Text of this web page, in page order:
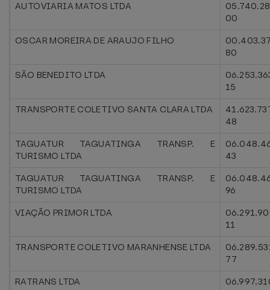
AUTOVIARIA MATOS LTDA
00
OSCAR MOREIRA DE ARAUJO FILHO
80
SÃO BENEDITO LTDA
15
TRANSPORTE COLETIVO SANTA CLARA LTDA
48
TAGUATUR TAGUATINGA TRANSP. E
TURISMO LTDA
43
TAGUATUR TAGUATINGA TRANSP. E
TURISMO LTDA
96
VIAÇÃO PRIMOR LTDA
11
TRANSPORTE COLETIVO MARANHENSE LTDA
77
RATRANS LTDA